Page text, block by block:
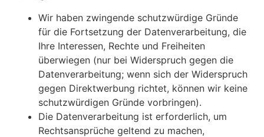
Wir haben zwingende schutzwürdige Gründe
für die Fortsetzung der Datenverarbeitung, die
Ihre Interessen, Rechte und Freiheiten
überwiegen (nur bei Widerspruch gegen die
Datenverarbeitung; wenn sich der Widerspruch
gegen Direktwerbung richtet, können wir keine
schutzwürdigen Gründe vorbringen).
Die Datenverarbeitung ist erforderlich, um
Rechtsansprüche geltend zu machen,